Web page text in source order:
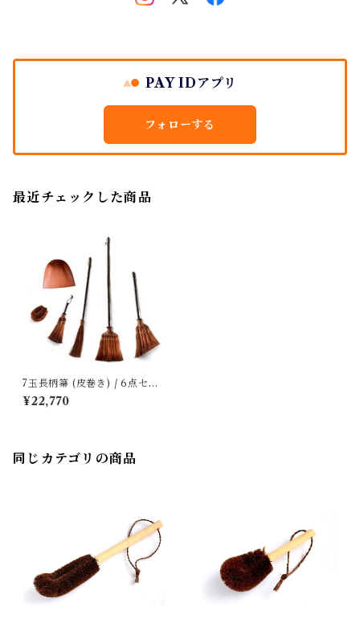
PAY IDアプリ
フォローする
最近チェックした商品
7玉長柄箒 (皮巻き) / 6点セッ
ト ｜ 山本勝之助商店
¥22,770
同じカテゴリの商品